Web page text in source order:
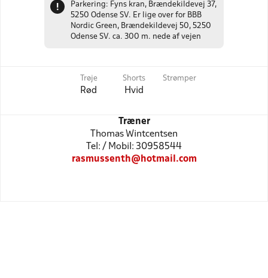
!
Parkering: Fyns kran, Brændekildevej 37,
5250 Odense SV. Er lige over for BBB
Nordic Green, Brændekildevej 50, 5250
Odense SV. ca. 300 m. nede af vejen
Trøje
Rød
Shorts
Hvid
Strømper
Træner
Thomas Wintcentsen
Tel: / Mobil: 30958544
rasmussenth@hotmail.com